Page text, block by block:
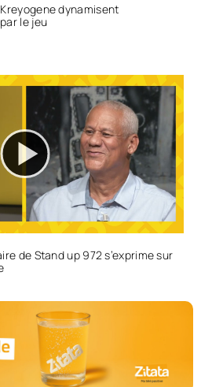
dynamisent
le jeu
de Stand up 972 s’exprime sur